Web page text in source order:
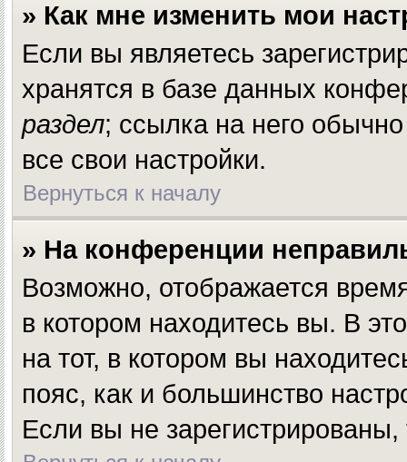
» Как мне изменить мои
Если вы являетесь
хранятся в базе данных
раздел; ссылка на него
все свои настройки.
Вернуться к началу
» На конференции
Возможно, отображается
в котором находитесь вы. В
на тот, в котором вы
пояс, как и большинство
Если вы не